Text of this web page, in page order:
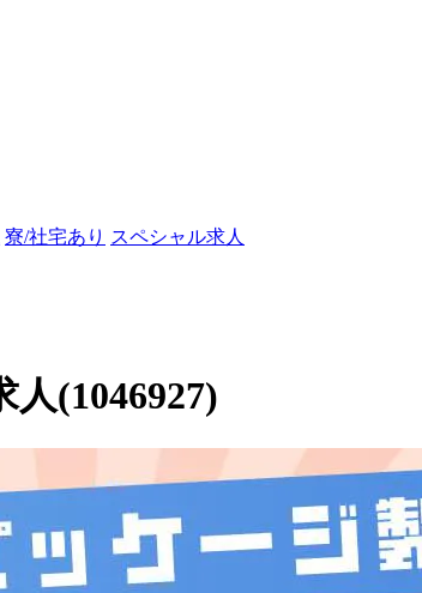
寮/社宅あり スペシャル求人
(1046927)